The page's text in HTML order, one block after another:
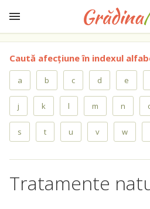
Caută afecțiune în indexul
a b c d e
j k l m n
s t u v w
Tratamente